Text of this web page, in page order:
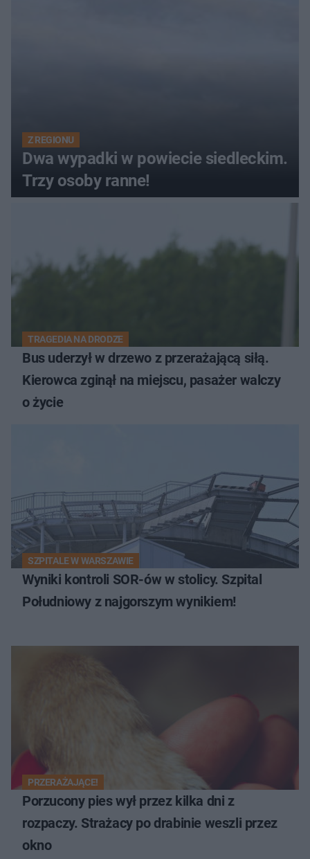
Z REGIONU
Dwa wypadki w powiecie siedleckim.
Trzy osoby ranne!
TRAGEDIA NA DRODZE
Bus uderzył w drzewo z przerażającą siłą.
Kierowca zginął na miejscu, pasażer walczy
o życie
SZPITALE W WARSZAWIE
Wyniki kontroli SOR-ów w stolicy. Szpital
Południowy z najgorszym wynikiem!
PRZERAŻAJĄCE!
Porzucony pies wył przez kilka dni z
rozpaczy. Strażacy po drabinie weszli przez
okno